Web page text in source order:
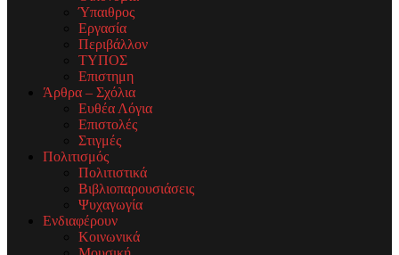
Ύπαιθρος
Εργασία
Περιβάλλον
ΤΥΠΟΣ
Επιστημη
Άρθρα – Σχόλια
Ευθέα Λόγια
Επιστολές
Στιγμές
Πολιτισμός
Πολιτιστικά
Βιβλιοπαρουσιάσεις
Ψυχαγωγία
Ενδιαφέρουν
Κοινωνικά